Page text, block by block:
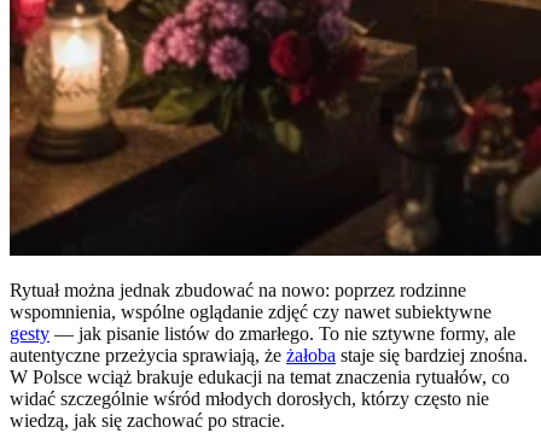
Rytuał można jednak zbudować na nowo: poprzez rodzinne
wspomnienia, wspólne oglądanie zdjęć czy nawet subiektywne
gesty — jak pisanie listów do zmarłego. To nie sztywne formy, ale
autentyczne przeżycia sprawiają, że żałoba staje się bardziej znośna.
W Polsce wciąż brakuje edukacji na temat znaczenia rytuałów, co
widać szczególnie wśród młodych dorosłych, którzy często nie
wiedzą, jak się zachować po stracie.